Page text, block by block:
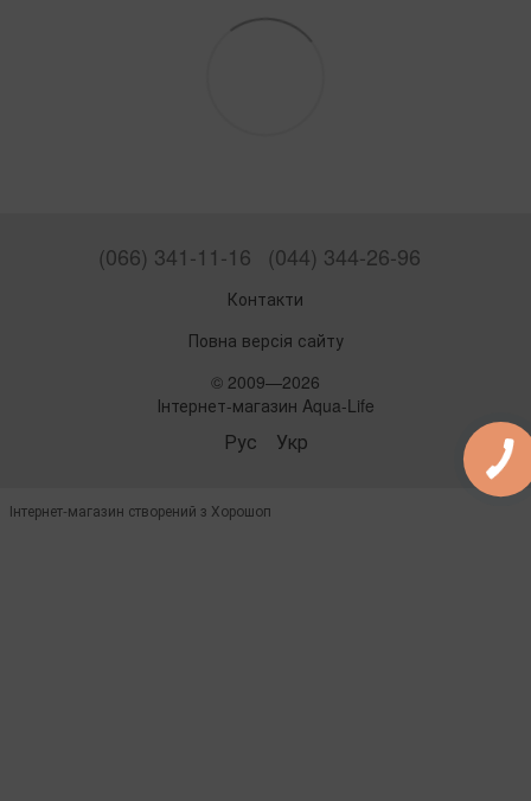
(066) 341-11-16 (044) 344-26-96
Контакти
Повна версія сайту
© 2009—2026
Інтернет-магазин Aqua-Life
Рус Укр
Інтернет-магазин створений з Хорошоп